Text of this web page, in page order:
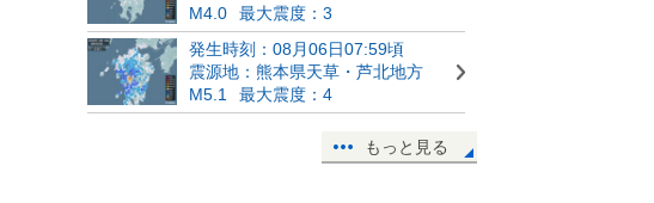
M4.0
最大震度：3
発生時刻：08月06日07:59頃
震源地：熊本県天草・芦北地方
M5.1
最大震度：4
もっと見る